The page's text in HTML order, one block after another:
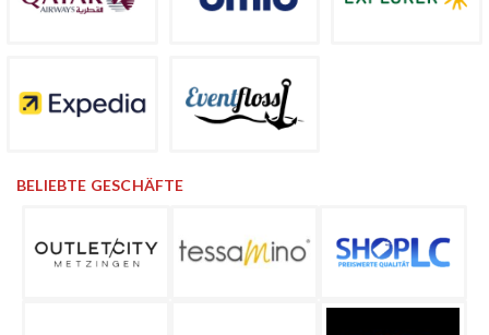
BELIEBTE GESCHÄFTE